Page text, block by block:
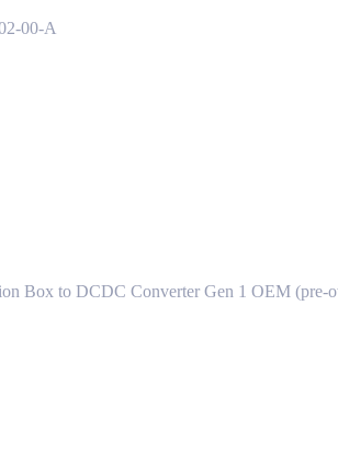
00-A
S(2012-2016) 1004873-00-D(E)
Box to DCDC Converter Gen 1 OEM (pre-
2021), X(2015-2021) 1026041-00-M